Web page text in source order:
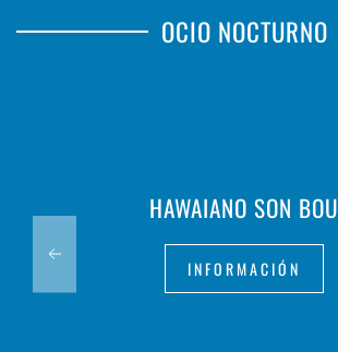
OCIO NOCTURNO
HAWAIANO SON BOU
INFORMACIÓN